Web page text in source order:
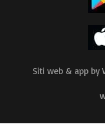
Siti web & app by